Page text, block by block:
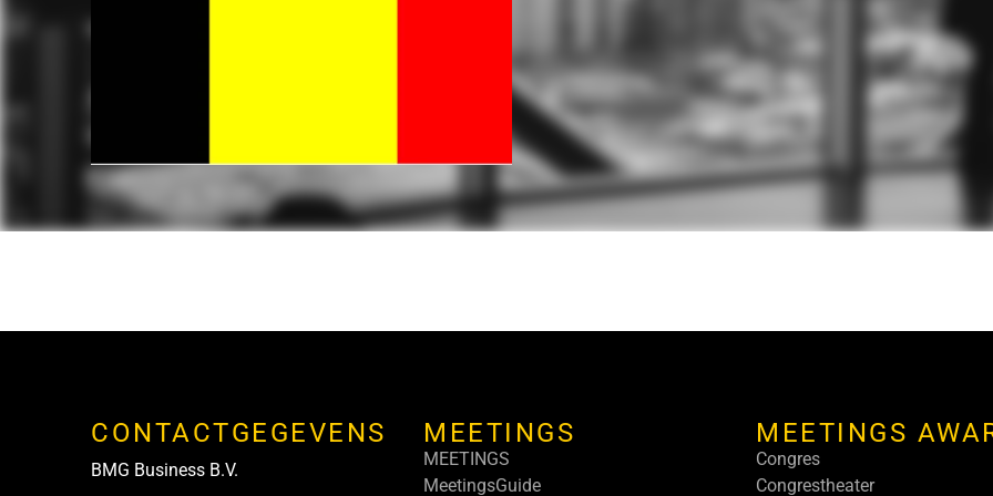
CONTACTGEGEVENS
BMG Business B.V.
MEETINGS
MEETINGS
MeetingsGuide
MEETINGS
Congres
Congrestheater